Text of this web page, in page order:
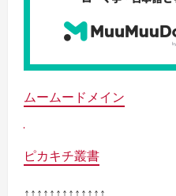
ムームードメイン
ピカキチ叢書